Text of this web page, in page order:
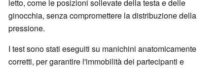
letto, come le posizioni sollevate della testa e delle
ginocchia, senza compromettere la distribuzione della
pressione.
I test sono stati eseguiti su manichini anatomicamente
corretti, per garantire l'immobilità dei partecipanti e